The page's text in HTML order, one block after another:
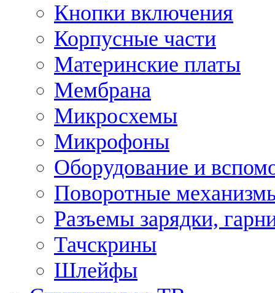
Кнопки включения
Корпусные части
Материнские платы
Мембрана
Микросхемы
Микрофоны
Оборудование и
Поворотные
Разъемы зарядки,
Тачскрины
Шлейфы